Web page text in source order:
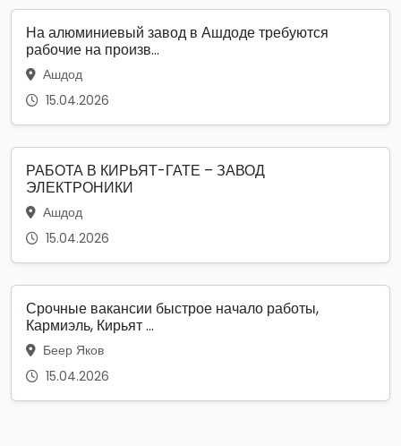
На алюминиевый завод в Ашдоде требуются
рабочие на произв...
Ашдод
15.04.2026
РАБОТА В КИРЬЯТ-ГАТЕ – ЗАВОД
ЭЛЕКТРОНИКИ
Ашдод
15.04.2026
Срочные вакансии быстрое начало работы,
Кармиэль, Кирьят ...
Беер Яков
15.04.2026